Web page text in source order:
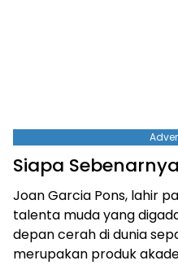
Siapa
Joan Garcia Pons, lahir
talenta muda yang
depan cerah di dunia
merupakan produk